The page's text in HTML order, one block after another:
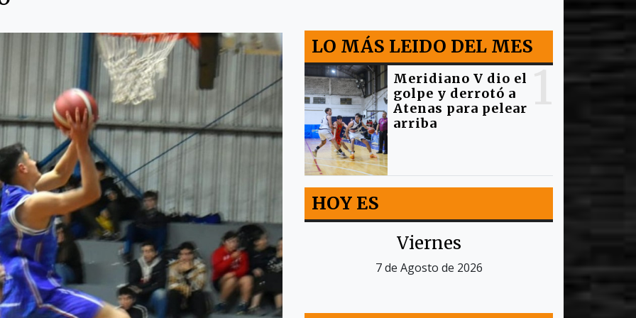
LO MÁS LEIDO DEL MES
Meridiano V dio el
golpe y derrotó a
Atenas para pelear
arriba
HOY ES
Viernes
7 de Agosto de 2026